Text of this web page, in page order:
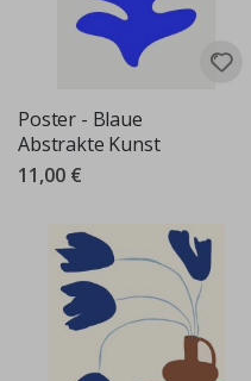
Poster - Blaue
Abstrakte Kunst
11,00 €